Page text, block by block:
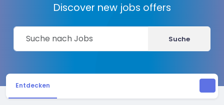
Discover new jobs offers
Suche
Entdecken